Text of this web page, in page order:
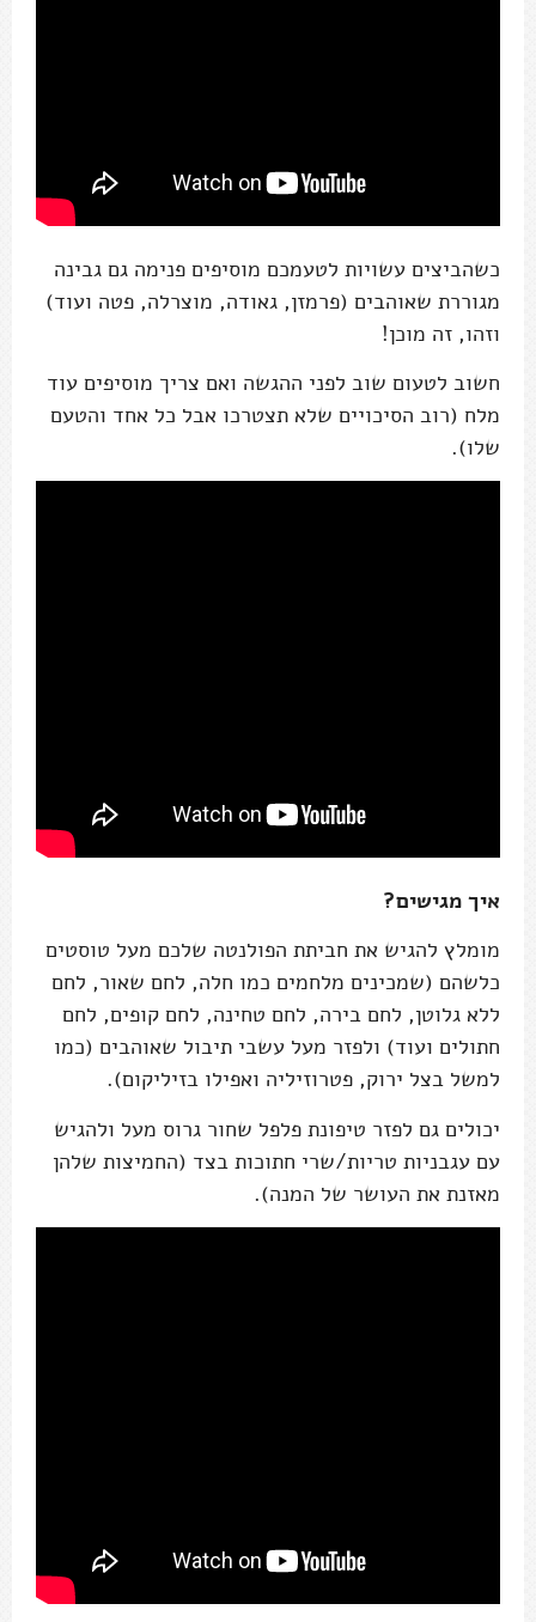
כשהביצים עשויות לטעמכם מוסיפים פנימה גם גבינה
מגוררת שאוהבים (פרמזן, גאודה, מוצרלה, פטה ועוד)
וזהו, זה מוכן!
חשוב לטעום שוב לפני ההגשה ואם צריך מוסיפים עוד
מלח (רוב הסיכויים שלא תצטרכו אבל כל אחד והטעם
שלו).
איך מגישים?
מומלץ להגיש את חביתת הפולנטה שלכם מעל טוסטים
כלשהם (שמכינים מלחמים כמו חלה, לחם שאור, לחם
ללא גלוטן, לחם בירה, לחם טחינה, לחם קופים, לחם
חתולים ועוד) ולפזר מעל עשבי תיבול שאוהבים (כמו
למשל בצל ירוק, פטרוזיליה ואפילו בזיליקום).
יכולים גם לפזר טיפונת פלפל שחור גרוס מעל ולהגיש
עם עגבניות טריות/שרי חתוכות בצד (החמיצות שלהן
מאזנת את העושר של המנה).